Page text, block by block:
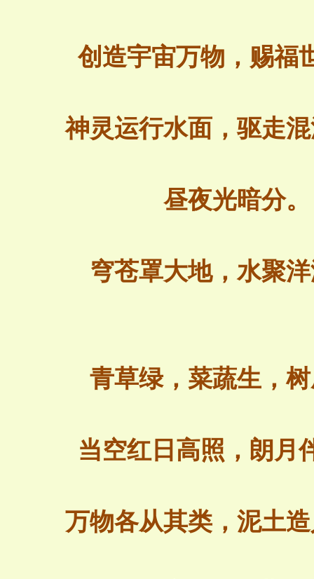
创造宇宙万物， 赐福
神灵运行水面，驱走
昼夜光暗分。
穹苍罩大地，水聚
青草绿，菜蔬生，
当空红日高照，朗 月
万物各从其类 ， 泥土